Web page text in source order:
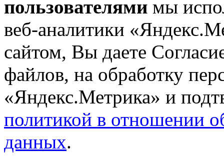
пользователями мы
веб-аналитики
сайтом, Вы даете
файлов, на обработку
«Яндекс.Метрика» и
политикой в отношении
данных.